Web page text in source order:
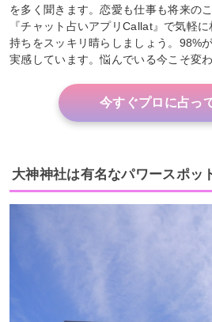
を多く聞きます。恋愛も仕事も将来の
『チャット占いアプリCallat』で気軽
持ちをスッキリ晴らしましょう。98%
実感しています。悩んでいる今こそ変
今すぐプロに占っ
大神神社は有名なパワースポッ